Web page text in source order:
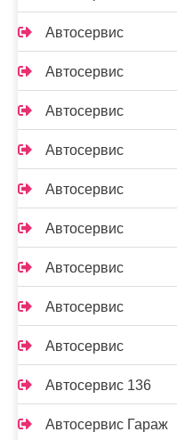
Автосервис
Автосервис
Автосервис
Автосервис
Автосервис
Автосервис
Автосервис
Автосервис
Автосервис
Автосервис 136
Автосервис Гараж